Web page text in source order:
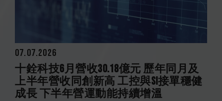
07.07.2026
十銓科技6月營收30.18億元 歷年同月及
上半年營收同創新高 工控與SI接單穩健
成長 下半年營運動能持續增溫